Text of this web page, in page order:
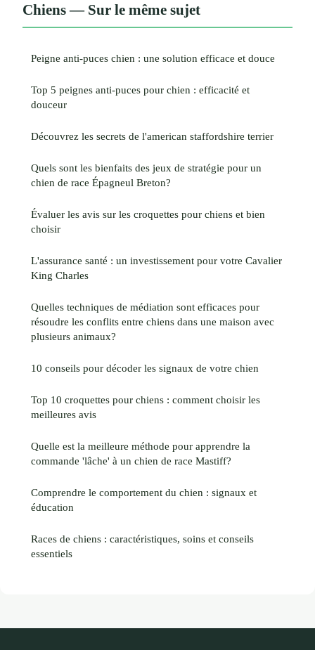
Chiens — Sur le même sujet
Peigne anti-puces chien : une solution efficace et douce
Top 5 peignes anti-puces pour chien : efficacité et
douceur
Découvrez les secrets de l'american staffordshire terrier
Quels sont les bienfaits des jeux de stratégie pour un
chien de race Épagneul Breton?
Évaluer les avis sur les croquettes pour chiens et bien
choisir
L'assurance santé : un investissement pour votre Cavalier
King Charles
Quelles techniques de médiation sont efficaces pour
résoudre les conflits entre chiens dans une maison avec
plusieurs animaux?
10 conseils pour décoder les signaux de votre chien
Top 10 croquettes pour chiens : comment choisir les
meilleures avis
Quelle est la meilleure méthode pour apprendre la
commande 'lâche' à un chien de race Mastiff?
Comprendre le comportement du chien : signaux et
éducation
Races de chiens : caractéristiques, soins et conseils
essentiels